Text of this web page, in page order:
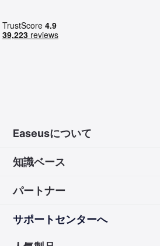
Easeusについて
お問い合わせ
知識ベース
パートナー
サポートセンターへ